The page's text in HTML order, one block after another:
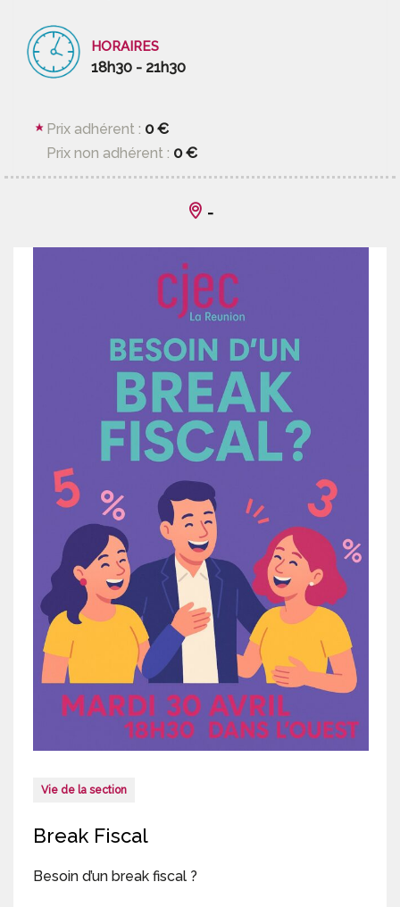
HORAIRES
18h30 - 21h30
Prix adhérent : 0 €
Prix non adhérent : 0 €
-
Vie de la section
Break Fiscal
Besoin d’un break fiscal ?